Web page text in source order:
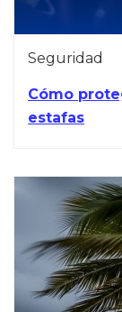
Seguridad
Cómo
estafas